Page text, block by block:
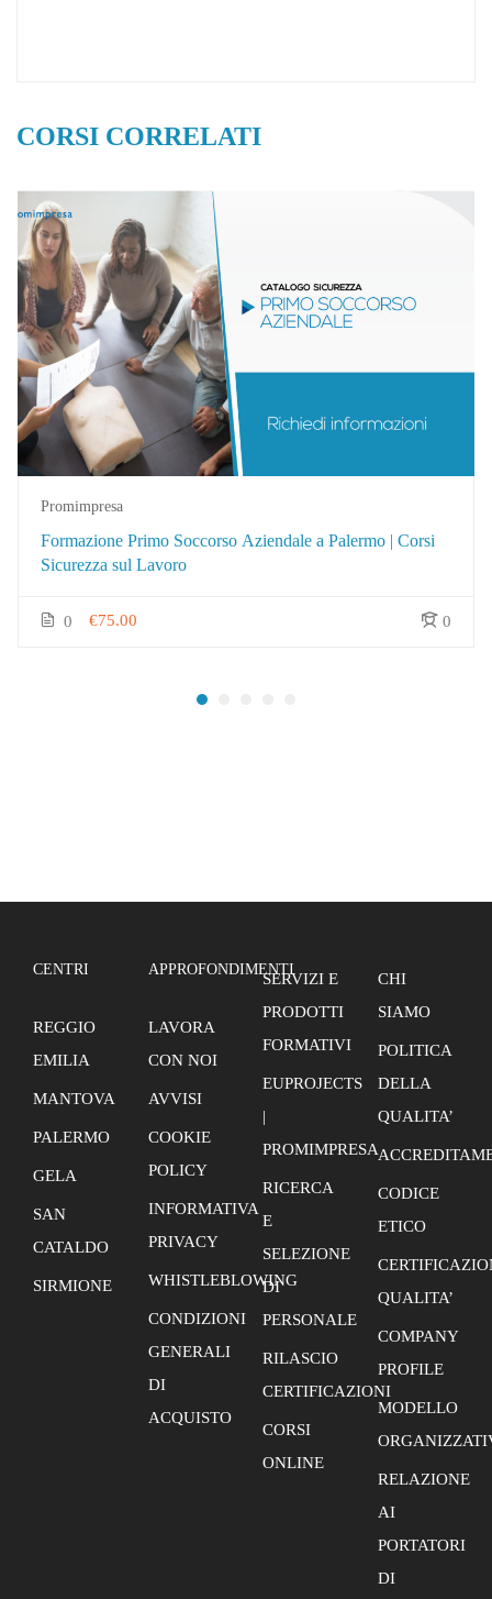
CORSI CORRELATI
Promimpresa
Formazione Primo Soccorso Aziendale a Palermo | Corsi
Sicurezza sul Lavoro
0 0
€75.00
CENTRI
REGGIO
EMILIA
MANTOVA
PALERMO
GELA
SAN
CATALDO
SIRMIONE
APPROFONDIMENTI
LAVORA
CON NOI
AVVISI
COOKIE
POLICY
INFORMATIVA
PRIVACY
WHISTLEBLOWING
CONDIZIONI
GENERALI
DI
ACQUISTO
SERVIZI E
PRODOTTI
FORMATIVI
EUPROJECTS
|
PROMIMPRESA
RICERCA
E
SELEZIONE
DI
PERSONALE
RILASCIO
CERTIFICAZIONI
CORSI
ONLINE
CHI
SIAMO
POLITICA
DELLA
QUALITA’
CODICE
ETICO
QUALITA’
COMPANY
PROFILE
MODELLO
RELAZIONE
AI
PORTATORI
DI